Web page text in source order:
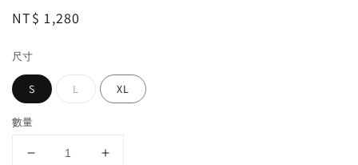
Regular
NT$ 1,280
尺寸
S L XL
數量